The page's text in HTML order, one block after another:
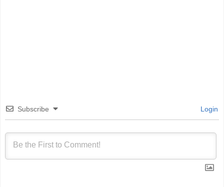
Subscribe Login